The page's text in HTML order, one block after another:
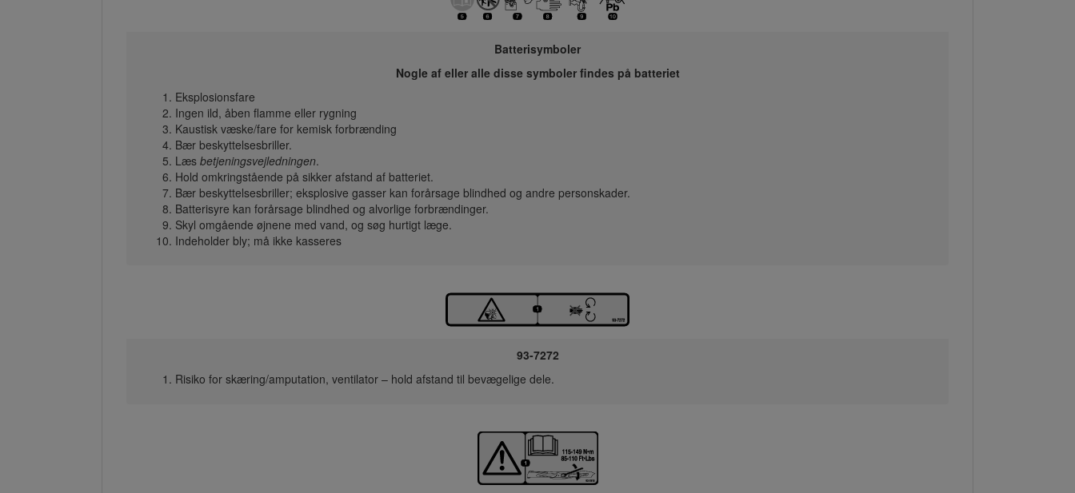
Batterisymboler
Nogle af eller alle disse symboler findes på batteriet
Eksplosionsfare
Ingen ild, åben flamme eller rygning
Kaustisk væske/fare for kemisk forbrænding
Bær beskyttelsesbriller.
Læs betjeningsvejledningen.
Hold omkringstående på sikker afstand af batteriet.
Bær beskyttelsesbriller; eksplosive gasser kan forårsage blindhed og andre personskader.
Batterisyre kan forårsage blindhed og alvorlige forbrændinger.
Skyl omgående øjnene med vand, og søg hurtigt læge.
Indeholder bly; må ikke kasseres
93-7272
Risiko for skæring/amputation, ventilator – hold afstand til bevægelige dele.